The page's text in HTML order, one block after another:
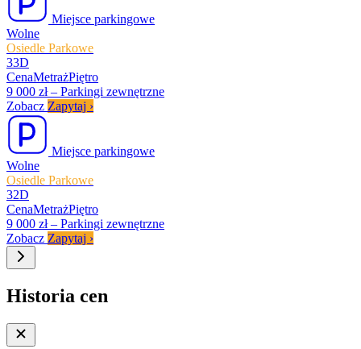
Miejsce parkingowe
Wolne
Osiedle Parkowe
33D
CenaMetrażPiętro
9 000 zł – Parkingi zewnętrzne
Zobacz Zapytaj ›
Miejsce parkingowe
Wolne
Osiedle Parkowe
32D
CenaMetrażPiętro
9 000 zł – Parkingi zewnętrzne
Zobacz Zapytaj ›
Historia cen